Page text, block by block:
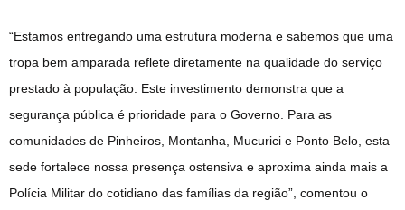
“Estamos entregando uma estrutura moderna e sabemos que uma
tropa bem amparada reflete diretamente na qualidade do serviço
prestado à população. Este investimento demonstra que a
segurança pública é prioridade para o Governo. Para as
comunidades de Pinheiros, Montanha, Mucurici e Ponto Belo, esta
sede fortalece nossa presença ostensiva e aproxima ainda mais a
Polícia Militar do cotidiano das famílias da região”, comentou o